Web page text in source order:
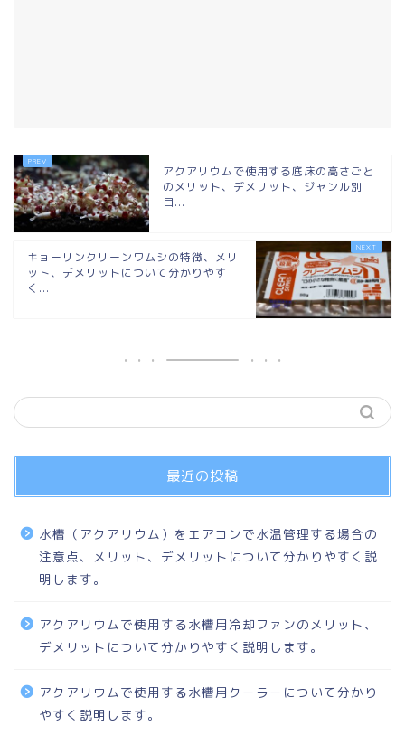
アクアリウムで使用する底床の高さごと
のメリット、デメリット、ジャンル別
目...
キョーリンクリーンワムシの特徴、メリ
ット、デメリットについて分かりやす
く...
最近の投稿
水槽（アクアリウム）をエアコンで水温管理する場合の
注意点、メリット、デメリットについて分かりやすく説
明します。
アクアリウムで使用する水槽用冷却ファンのメリット、
デメリットについて分かりやすく説明します。
アクアリウムで使用する水槽用クーラーについて分かり
やすく説明します。